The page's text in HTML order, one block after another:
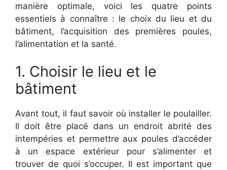
manière optimale, voici les quatre points
essentiels à connaître : le choix du lieu et du
bâtiment, l’acquisition des premières poules,
l’alimentation et la santé.
1. Choisir le lieu et le
bâtiment
Avant tout, il faut savoir où installer le poulailler.
Il doit être placé dans un endroit abrité des
intempéries et permettre aux poules d’accéder
à un espace extérieur pour s’alimenter et
trouver de quoi s’occuper. Il est important que